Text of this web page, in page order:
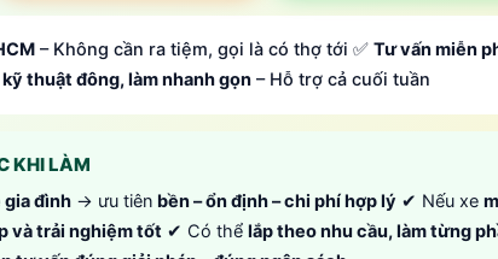
– Không cần ra tiệm, gọi là có thợ tới ✅ Tư vấn miễn
thuật đông, làm nhanh gọn – Hỗ trợ cả cuối tuần
KHI LÀM
đình → ưu tiên bền – ổn định – chi phí hợp lý ✔ Nếu xe
và trải nghiệm tốt ✔ Có thể lắp theo nhu cầu, làm từng